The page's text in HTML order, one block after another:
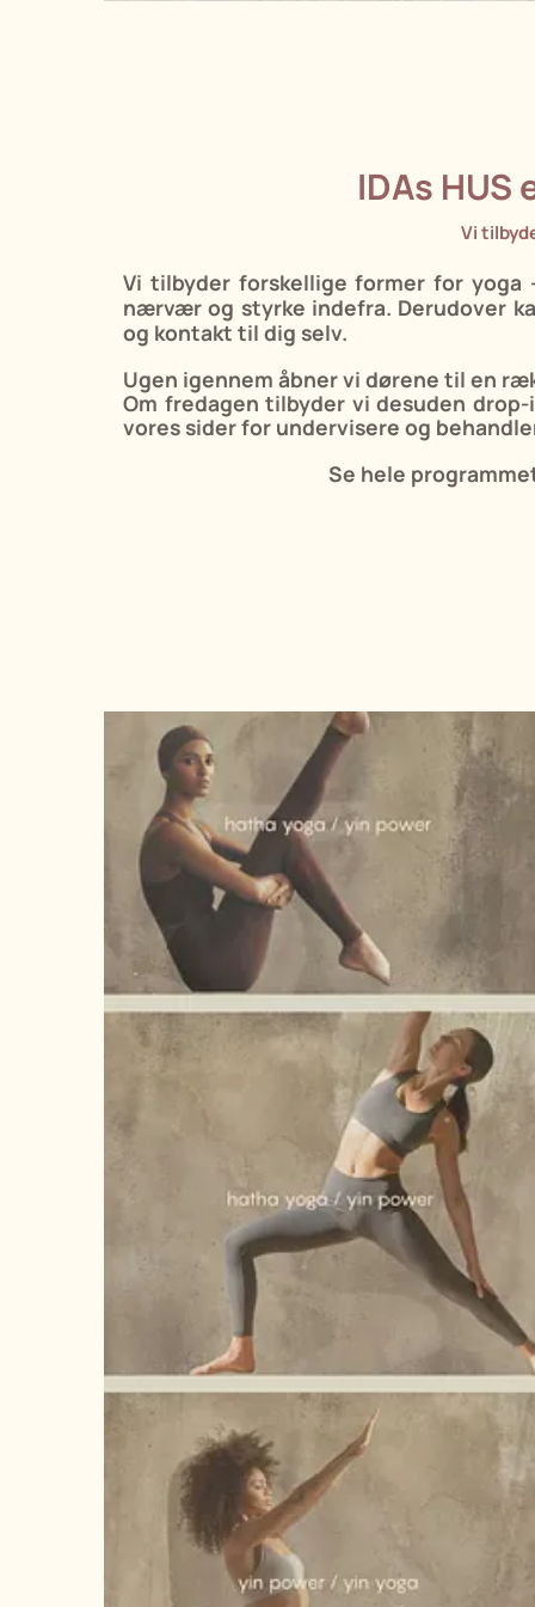
IDAs
Vi
Vi tilbyder forskellige former for yoga
nærvær og styrke indefra. Derudover
og kontakt til dig selv.
Ugen igennem åbner vi dørene til en
Om fredagen tilbyder vi desuden
vores sider for undervisere og
Se hele